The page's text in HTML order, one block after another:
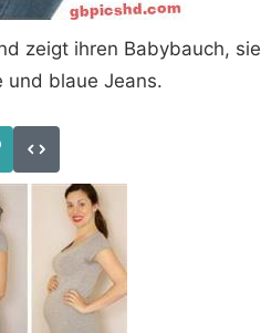
zeigt ihren Babybauch, sie
und blaue Jeans.